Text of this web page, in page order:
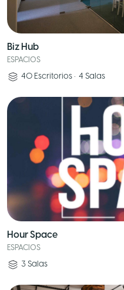
Biz Hub
ESPACIOS
40 Escritorios • 4 Salas
Hour Space
ESPACIOS
3 Salas